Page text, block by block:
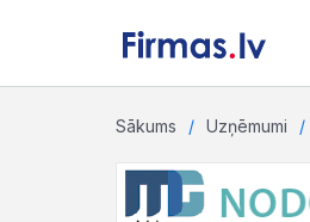
Sākums Uzņēmumi